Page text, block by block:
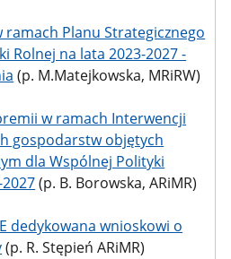
ramach Planu Strategicznego
Rolnej na lata 2023-2027 -
(p. M.Matejkowska, MRiRW)
w ramach Interwencji
gospodarstw objętych
dla Wspólnej Polityki
(p. B. Borowska, ARiMR)
dedykowana wnioskowi o
(p. R. Stępień ARiMR)